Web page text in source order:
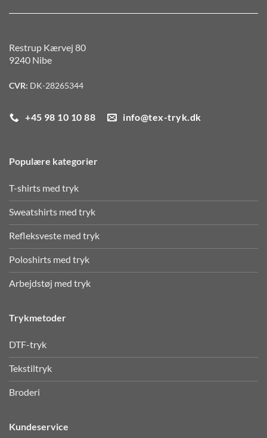
Restrup Kærvej 80
9240 Nibe
CVR: DK-28265344
+45 98 10 10 88 info@tex-tryk.dk
Populære kategorier
T-shirts med tryk
Sweatshirts med tryk
Refleksveste med tryk
Poloshirts med tryk
Arbejdstøj med tryk
Trykmetoder
DTF-tryk
Tekstiltryk
Broderi
Kundeservice